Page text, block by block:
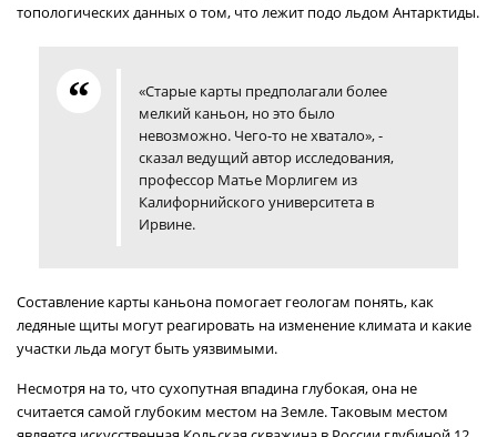
топологических данных о том, что лежит подо льдом Антарктиды.
«Старые карты предполагали более
мелкий каньон, но это было
невозможно. Чего-то не хватало», -
сказал ведущий автор исследования,
профессор Матье Морлигем из
Калифорнийского университета в
Ирвине.
Составление карты каньона помогает геологам понять, как
ледяные щиты могут реагировать на изменение климата и какие
участки льда могут быть уязвимыми.
Несмотря на то, что сухопутная впадина глубокая, она не
считается самой глубоким местом на Земле. Таковым местом